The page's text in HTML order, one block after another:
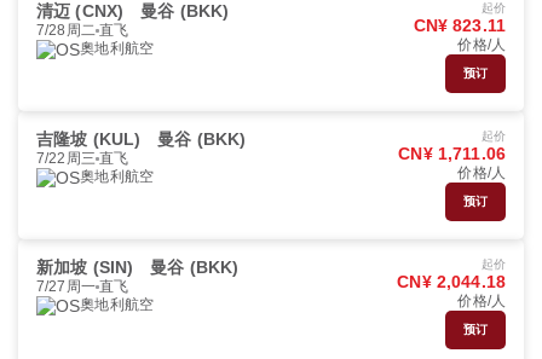
清迈 (CNX) 曼谷 (BKK)
7/28周二 直飞
奧地利航空
起价
CN¥ 823.11
价格/人
预订
吉隆坡 (KUL) 曼谷 (BKK)
7/22周三 直飞
奧地利航空
起价
CN¥ 1,711.06
价格/人
预订
新加坡 (SIN) 曼谷 (BKK)
7/27周一 直飞
奧地利航空
起价
CN¥ 2,044.18
价格/人
预订